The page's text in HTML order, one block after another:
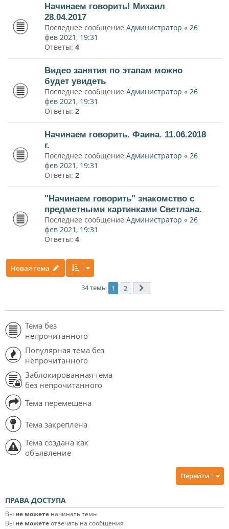
Начинаем говорить! Михаил
28.04.2017
Последнее сообщение Администратор « 26
фев 2021, 19:31
Ответы: 4
Видео занятия по этапам можно
будет увидеть
Последнее сообщение Администратор « 26
фев 2021, 19:31
Ответы: 2
Начинаем говорить. Фаина. 11.06.2018
г.
Последнее сообщение Администратор « 26
фев 2021, 19:31
Ответы: 2
"Начинаем говорить" знакомство с
предметными картинками Светлана.
Последнее сообщение Администратор « 26
фев 2021, 19:31
Ответы: 4
Новая тема
34 темы 1 2
Тема без
непрочитанного
Популярная тема без
непрочитанного
Заблокированная тема
без непрочитанного
Тема перемещена
Тема закреплена
Тема создана как
объявление
Перейти
ПРАВА ДОСТУПА
Вы не можете начинать темы
Вы не можетеотвечать на сообщения